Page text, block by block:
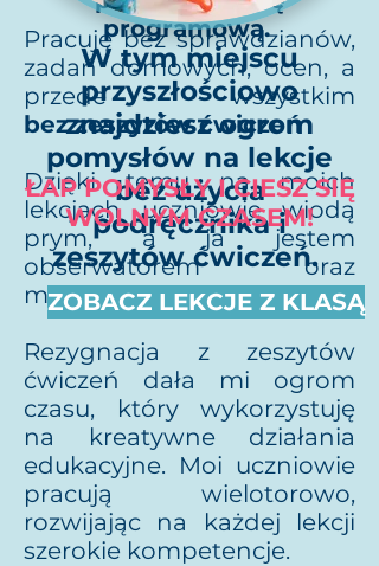
programową.
Pracuję bez sprawdzianów,
zadań domowych, ocen, a
przede wszystkim
bez zeszytów ćwiczeń
Dzięki temu na moich
lekcjach uczniowie wiodą
prym, a ja jestem
obserwatorem oraz
mentorem.
Rezygnacja z zeszytów
ćwiczeń dała mi ogrom
czasu, który wykorzystuję
na kreatywne działania
edukacyjne. Moi uczniowie
pracują wielotorowo,
rozwijając na każdej lekcji
szerokie kompetencje.
W tym miejscu
przyszłościowo
znajdziesz ogrom
pomysłów na lekcje
bez użycia
podręcznika i
zeszytów ćwiczeń.
ZOBACZ LEKCJE Z KLASĄ
ŁAP POMYSŁY I CIESZ SIĘ
WOLNYM CZASEM!